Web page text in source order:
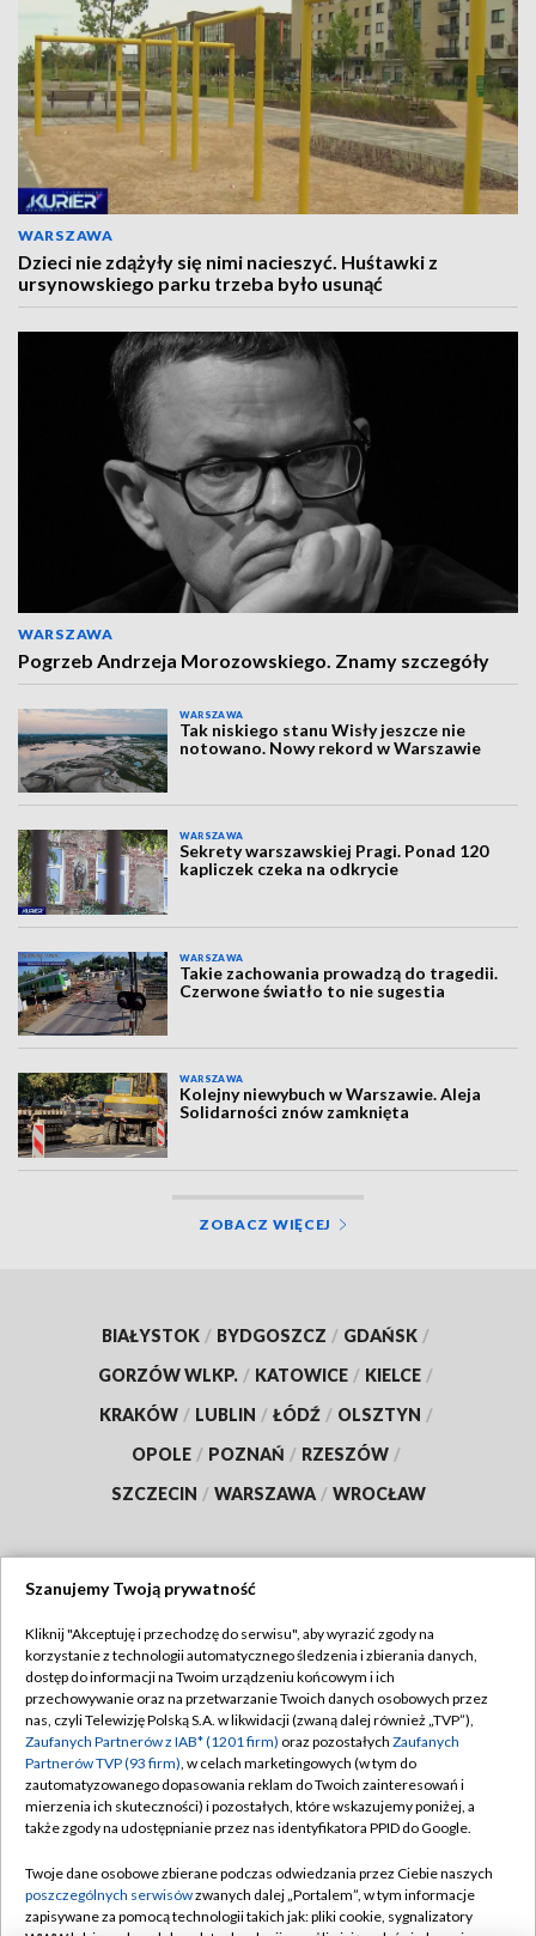
WARSZAWA
Dzieci nie zdążyły się nimi nacieszyć. Huśtawki z
ursynowskiego parku trzeba było usunąć
WARSZAWA
Pogrzeb Andrzeja Morozowskiego. Znamy szczegóły
WARSZAWA
Tak niskiego stanu Wisły jeszcze nie
notowano. Nowy rekord w Warszawie
WARSZAWA
Sekrety warszawskiej Pragi. Ponad 120
kapliczek czeka na odkrycie
WARSZAWA
Takie zachowania prowadzą do tragedii.
Czerwone światło to nie sugestia
WARSZAWA
Kolejny niewybuch w Warszawie. Aleja
Solidarności znów zamknięta
ZOBACZ WIĘCEJ
BIAŁYSTOK / BYDGOSZCZ / GDAŃSK /
GORZÓW WLKP. / KATOWICE / KIELCE /
KRAKÓW / LUBLIN / ŁÓDŹ / OLSZTYN /
OPOLE / POZNAŃ / RZESZÓW /
SZCZECIN / WARSZAWA / WROCŁAW
TVP
Abonament TVP
Emisja w TVP
Centrum informacji TVP
Naziemna Telewizja Cyfrowa
Rada Programowa
System NOS
Regulamin TVP
Polityka prywatności
Moje zgody
Pomoc
Kontakt
Szanujemy Twoją prywatność
Kliknij "Akceptuję i przechodzę do serwisu", aby wyrazić zgody na
korzystanie z technologii automatycznego śledzenia i zbierania danych,
dostęp do informacji na Twoim urządzeniu końcowym i ich
przechowywanie oraz na przetwarzanie Twoich danych osobowych przez
nas, czyli Telewizję Polską S.A. w likwidacji (zwaną dalej również „TVP”),
Zaufanych Partnerów z IAB* (1201 firm) oraz pozostałych Zaufanych
Partnerów TVP (93 firm), w celach marketingowych (w tym do
zautomatyzowanego dopasowania reklam do Twoich zainteresowań i
mierzenia ich skuteczności) i pozostałych, które wskazujemy poniżej, a
także zgody na udostępnianie przez nas identyfikatora PPID do Google.
Twoje dane osobowe zbierane podczas odwiedzania przez Ciebie naszych
poszczególnych serwisówzwanych dalej „Portalem”, w tym informacje
zapisywane za pomocą technologii takich jak: pliki cookie, sygnalizatory